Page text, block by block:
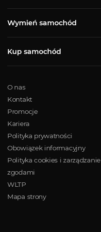
Wymień samochód
Kup samochód
O nas
Kontakt
Promocje
Kariera
Polityka prywatności
Obowiązek informacyjny
Polityka cookies i zarządzanie
zgodami
WLTP
Mapa strony